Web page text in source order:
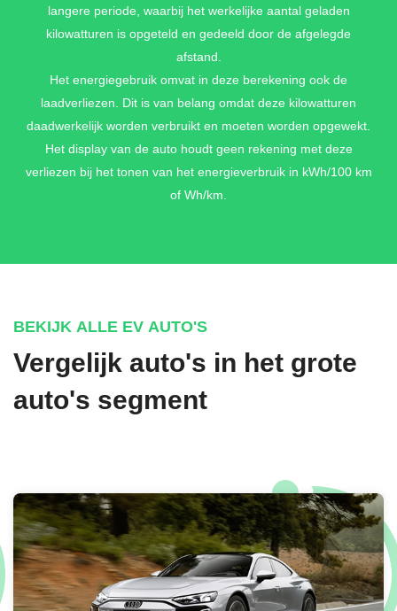
langere periode, waarbij het werkelijke aantal geladen
kilowatturen is opgeteld en gedeeld door de afgelegde
afstand.
Het energiegebruik omvat in deze berekening ook de
laadverliezen. Dit is van belang omdat deze kilowatturen
daadwerkelijk worden verbruikt en moeten worden opgewekt.
Het display van de auto houdt geen rekening met deze
verliezen bij het tonen van het energieverbruik in kWh/100 km
of Wh/km.
BEKIJK ALLE EV AUTO'S
Vergelijk auto's in het grote
auto's segment